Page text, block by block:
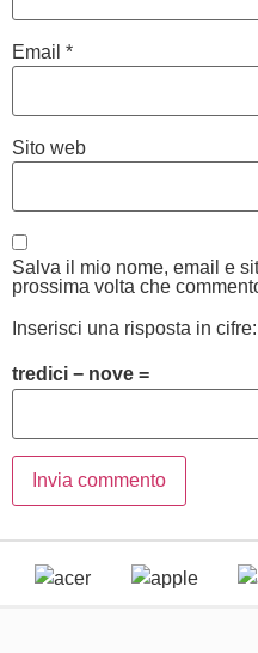
Email *
Sito web
Salva il mio nome, email e
prossima volta che
Inserisci una risposta in cifre:
tredici − nove =